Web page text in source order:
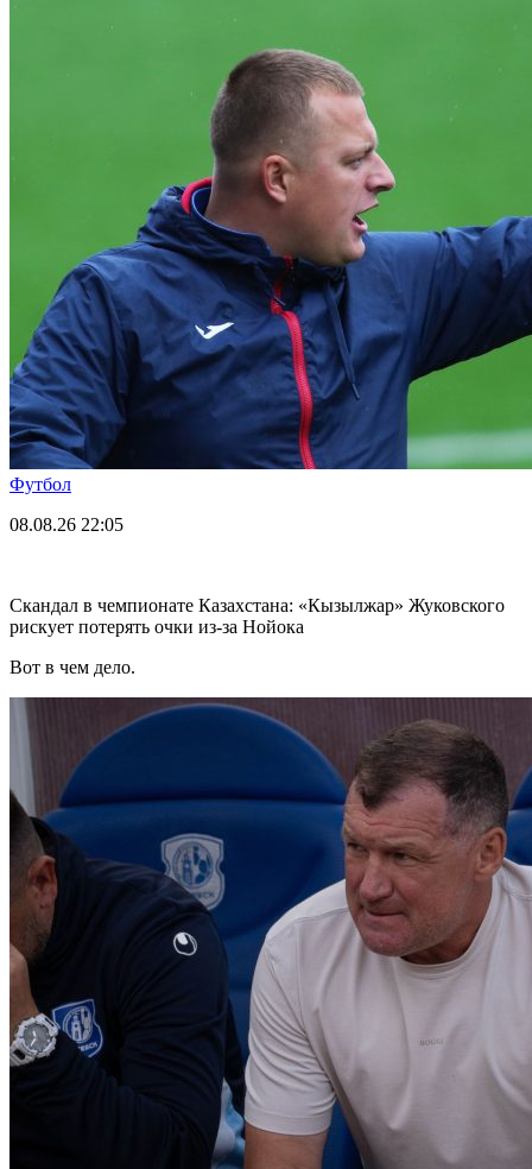
Футбол
08.08.26 22:05
Скандал в чемпионате Казахстана: «Кызылжар» Жуковского
рискует потерять очки из-за Нойока
Вот в чем дело.